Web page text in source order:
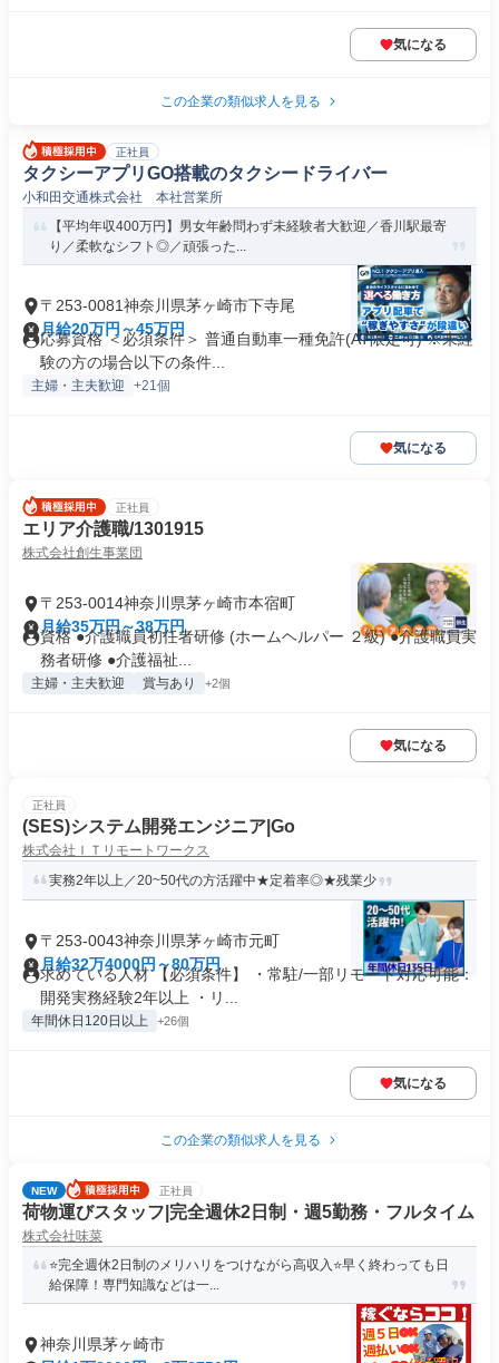
気になる
この企業の類似求人を見る
正社員
タクシーアプリGO搭載のタクシードライバー
小和田交通株式会社 本社営業所
【平均年収400万円】男女年齢問わず未経験者大歓迎／香川駅最寄
り／柔軟なシフト◎／頑張った...
〒253-0081神奈川県茅ヶ崎市下寺尾
月給20万円～45万円
応募資格 ＜必須条件＞ 普通自動車一種免許(AT限定可) ※未経
験の方の場合以下の条件...
主婦・主夫歓迎 +21個
気になる
正社員
エリア介護職/1301915
株式会社創生事業団
〒253-0014神奈川県茅ヶ崎市本宿町
月給35万円～38万円
資格 ●介護職員初任者研修 (ホームヘルパー ２級) ●介護職員実
務者研修 ●介護福祉...
主婦・主夫歓迎 賞与あり +2個
気になる
正社員
(SES)システム開発エンジニア|Go
株式会社ＩＴリモートワークス
実務2年以上／20~50代の方活躍中★定着率◎★残業少
〒253-0043神奈川県茅ヶ崎市元町
月給32万4000円～80万円
求めている人材 【必須条件】 ・常駐/一部リモート対応可能：
開発実務経験2年以上 ・リ...
年間休日120日以上 +26個
気になる
この企業の類似求人を見る
NEW 正社員
荷物運びスタッフ|完全週休2日制・週5勤務・フルタイム
株式会社味菜
⭐️完全週休2日制のメリハリをつけながら高収入⭐️早く終わっても日
給保障！専門知識などは一...
神奈川県茅ヶ崎市